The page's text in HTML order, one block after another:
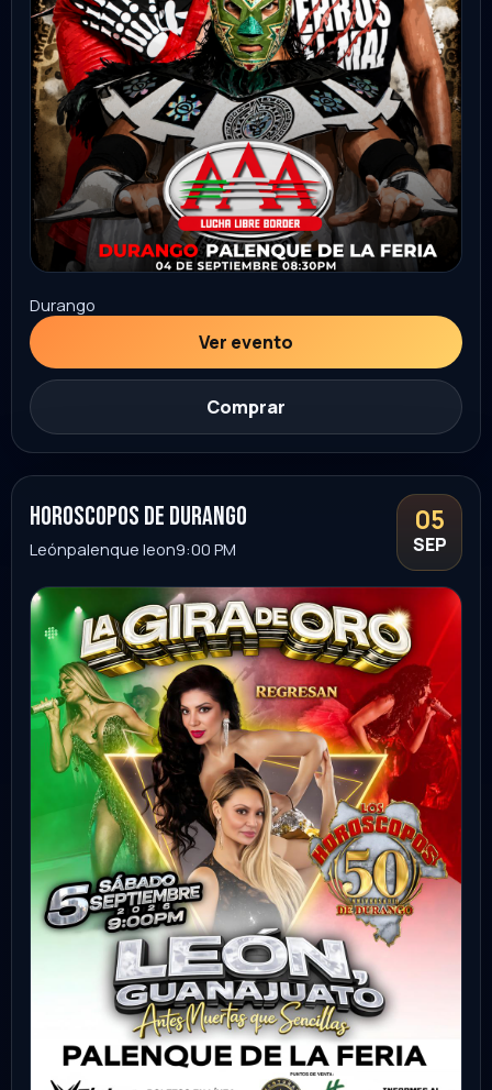
lucha libre AAA
Emiliano ZapataPlaza de toros8:30 PM
05
SEP
Morelos
Ver evento
Comprar
EN VIVO
Pistolas de oro
Salón Rojo9:00 PM